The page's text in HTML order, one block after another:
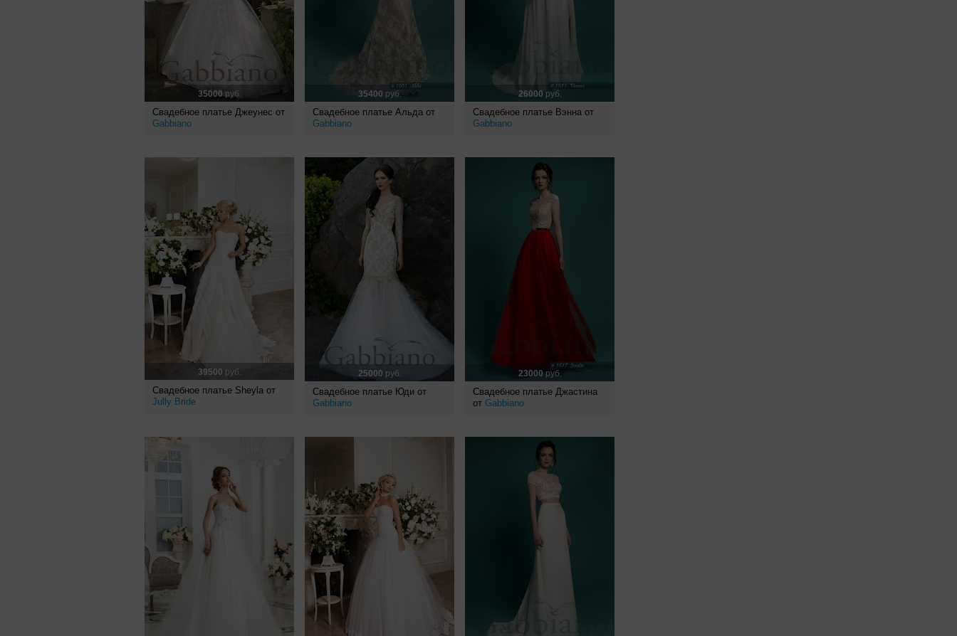
35000руб.
Свадебное платье Джеунес от
Gabbiano
35400 руб.
Свадебное платье Альда от
Gabbiano
26000 руб.
Свадебное платье Вэнна от
Gabbiano
39500 руб.
Свадебное платье Sheyla от
Jully Bride
25000 руб.
Свадебное платье Юди от
Gabbiano
23000руб.
Свадебное платье Джастина
от Gabbiano